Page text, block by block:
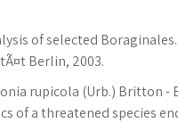
of selected
Berlin, 2003.
rupicola (Urb.) Britton
of a threatened species